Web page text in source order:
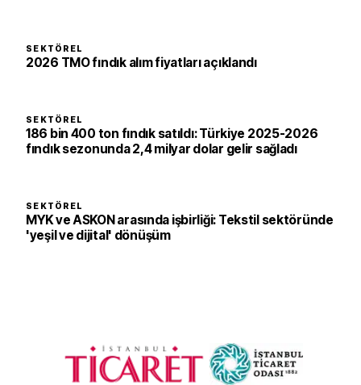
SEKTÖREL
2026 TMO fındık alım fiyatları açıklandı
SEKTÖREL
186 bin 400 ton fındık satıldı: Türkiye 2025-2026
fındık sezonunda 2,4 milyar dolar gelir sağladı
SEKTÖREL
MYK ve ASKON arasında işbirliği: Tekstil sektöründe
'yeşil ve dijital' dönüşüm